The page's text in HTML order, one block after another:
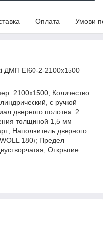
Оплата Умови
ДМП ЕІ60-2-2100x1500
2100х1500; Количество
с ручкой
дверного полотна: 2
толщиной 1,5 мм
Наполнитель дверного
180); Предел
Открытие: